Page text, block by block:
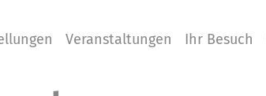
Veranstaltungen Ihr Besuch